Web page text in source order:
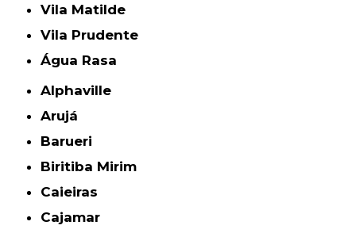
Vila Matilde
Vila Prudente
Água Rasa
Alphaville
Arujá
Barueri
Biritiba Mirim
Caieiras
Cajamar